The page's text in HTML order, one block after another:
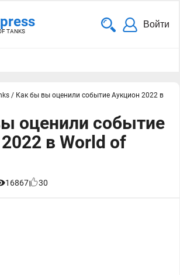
TANKS
Войти
/ Как бы вы оценили событие Аукцион 2022 в
оценили событие
в World of
16867 30